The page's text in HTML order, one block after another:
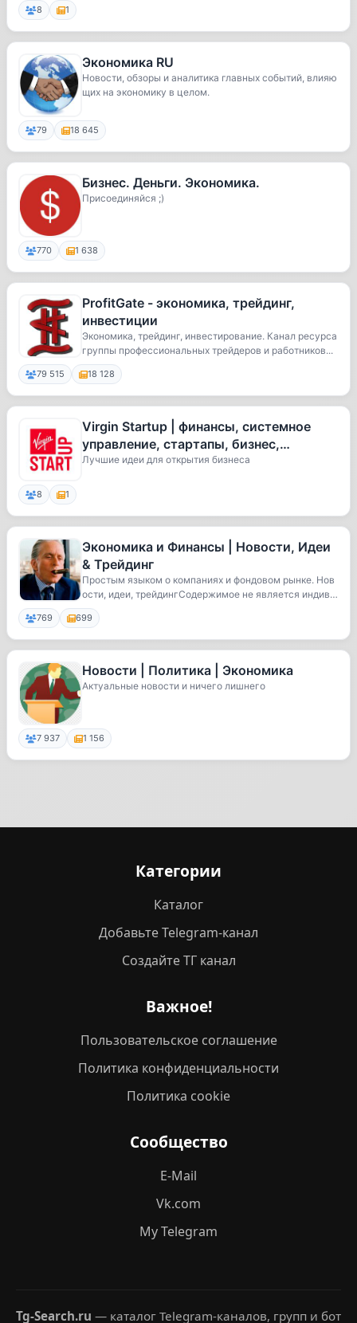
8 1
Экономика RU
Новости, обзоры и аналитика главных событий, влияю
щих на экономику в целом.
79 18 645
Бизнес. Деньги. Экономика.
Присоединяйся ;)
770 1 638
ProfitGate - экономика, трейдинг,
инвестиции
Экономика, трейдинг, инвестирование. Канал ресурса
группы профессиональных трейдеров и работников...
79 515 18 128
Virgin Startup | финансы, системное
управление, стартапы, бизнес,
экономика
Лучшие идеи для открытия бизнеса
8 1
Экономика и Финансы | Новости, Идеи
& Трейдинг
Простым языком о компаниях и фондовом рынке. Нов
ости, идеи, трейдингСодержимое не является индив
и...
769 699
Новости | Политика | Экономика
Актуальные новости и ничего лишнего
7 937 1 156
Категории
Каталог
Добавьте Telegram-канал
Создайте ТГ канал
Важное!
Пользовательское соглашение
Политика конфиденциальности
Политика cookie
Сообщество
E-Mail
Vk.com
My Telegram
Tg-Search.ru — каталог Telegram-каналов, групп и бот